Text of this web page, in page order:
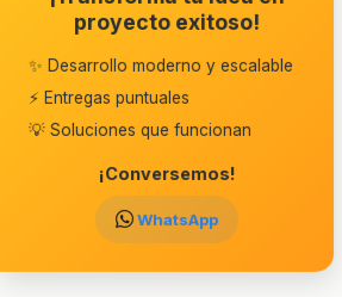
proyecto exitoso!
✨ Desarrollo moderno y escalable
⚡ Entregas puntuales
💡 Soluciones que funcionan
¡Conversemos!
WhatsApp